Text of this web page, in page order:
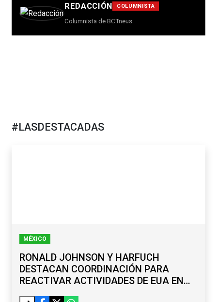
REDACCIÓN COLUMNISTA
Columnista de BCTneus
#LASDESTACADAS
MÉXICO
RONALD JOHNSON Y HARFUCH
DESTACAN COORDINACIÓN PARA
REACTIVAR ACTIVIDADES DE EUA EN